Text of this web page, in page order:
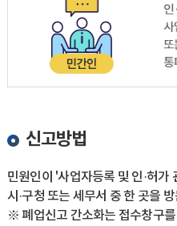
신고방법
민원인이 '사업자등록 및 인·허가
시·구청 또는 세무서 중 한 곳을
※ 폐업신고 간소화는 접수창구